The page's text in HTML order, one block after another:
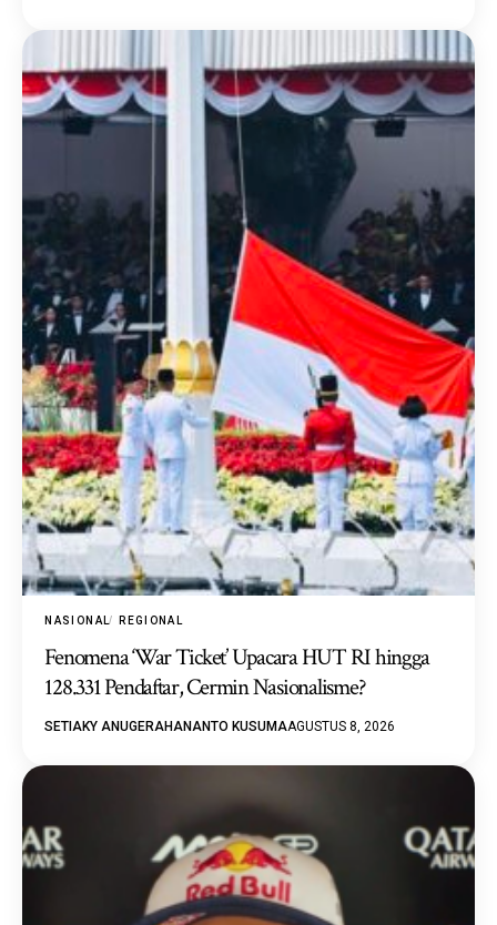
NASIONAL REGIONAL
Fenomena ‘War Ticket’ Upacara HUT RI hingga
128.331 Pendaftar, Cermin Nasionalisme?
SETIAKY ANUGERAHANANTO KUSUMAAGUSTUS 8, 2026